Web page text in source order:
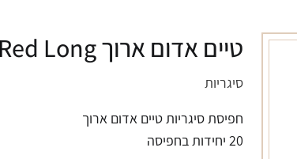
טיים אדום ארוך Time Red Long
סיגריות
חפיסת סיגריות טיים אדום ארוך
20 יחידות בחפיסה